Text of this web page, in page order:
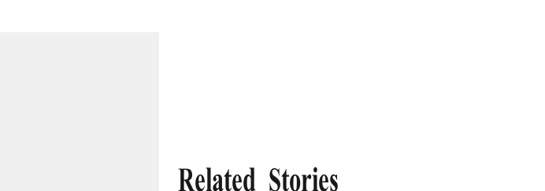
Related Stories